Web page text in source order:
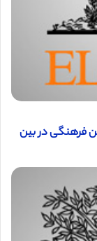
فرهنگی در بین